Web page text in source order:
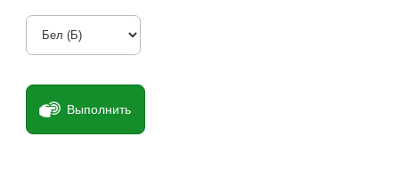
Выполнить